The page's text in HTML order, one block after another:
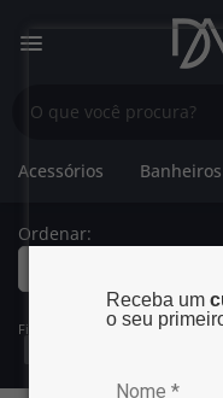
Receba um
o seu
Acessórios Banheiros
Ordenar:
Filtros: